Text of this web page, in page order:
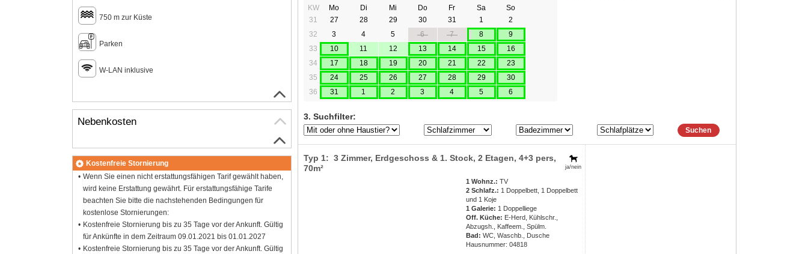
KW Mo Di Mi Do Fr Sa
So
31
27 28 29 30 31 1
2
32
3 4 5 6 7 8
9
33
10 11 12 13 14 15
16
34
17 18 19 20 21 22
23
35
24 25 26 27 28 29
30
36
31 1 2 3 4 5 6
3. Suchfilter:
Suchen
ja/nein
Typ 1: 3 Zimmer, Erdgeschoss & 1. Stock, 2 Etagen, 4+3 pers,
70m²
1 Wohnz.: TV
2 Schlafz.: 1 Doppelbett, 1 Doppelbett
und 1 Koje
1 Galerie: 1 Doppelliege
Off. Küche: E-Herd, Kühlschr.,
Abzugsh., Kaffeem., Spülm.
Bad: WC, Waschb., Dusche
Hausnummer: 04818
750 m zur Küste
Parken
W-LAN inklusive
Nebenkosten
Kostenfreie Stornierung
Wenn Sie einen nicht erstattungsfähigen Tarif gewählt haben,
wird keine Erstattung gewährt. Für erstattungsfähige Tarife
beachten Sie bitte die nachstehenden Bedingungen für
kostenlose Stornierungen:
Kostenfreie Stornierung bis zu 35 Tage vor der Ankunft. Gültig
für Ankünfte in dem Zeitraum 09.01.2021 bis 01.01.2027
Kostenfreie Stornierung bis zu 35 Tage vor der Ankunft. Gültig